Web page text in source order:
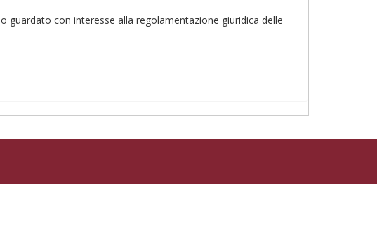
con interesse alla regolamentazione giuridica delle